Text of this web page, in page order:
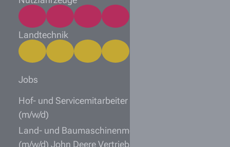
Landtechnik
Jobs
Hof- und Servicemitarbeiter Landmaschinen
(m/w/d)
Land- und Baumaschinenmechatroniker
(m/w/d) John Deere Vertriebspartner